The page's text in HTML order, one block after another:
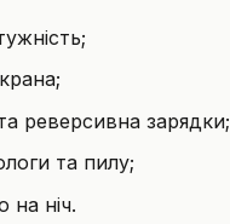
реверсивна зарядки;
та пилу;
на ніч.